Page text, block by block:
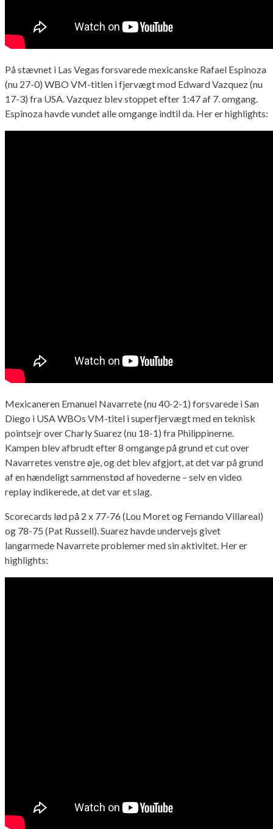
På stævnet i Las Vegas forsvarede mexicanske Rafael Espinoza
(nu 27-0) WBO VM-titlen i fjervægt mod Edward Vazquez (nu
17-3) fra USA. Vazquez blev stoppet efter 1:47 af 7. omgang.
Espinoza havde vundet alle omgange indtil da. Her er highlights:
Mexicaneren Emanuel Navarrete (nu 40-2-1) forsvarede i San
Diego i USA WBOs VM-titel i superfjervægt med en teknisk
pointsejr over Charly Suarez (nu 18-1) fra Philippinerne.
Kampen blev afbrudt efter 8 omgange på grund et cut over
Navarretes venstre øje, og det blev afgjort, at det var på grund
af en hændeligt sammenstød af hovederne – selv en video
replay indikerede, at det var et slag.
Scorecards lød på 2 x 77-76 (Lou Moret og Fernando Villareal)
og 78-75 (Pat Russell). Suarez havde undervejs givet
langarmede Navarrete problemer med sin aktivitet. Her er
highlights: